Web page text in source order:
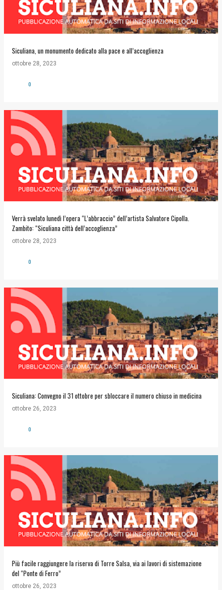
Siculiana, un monumento dedicato alla pace e all’accoglienza
ottobre 28, 2023
0
Verrà svelato lunedì l’opera “L’abbraccio” dell’artista Salvatore Cipolla.
Zambito: “Siculiana città dell’accoglienza”
ottobre 28, 2023
0
Siculiana: Convegno il 31 ottobre per sbloccare il numero chiuso in medicina
ottobre 26, 2023
0
Più facile raggiungere la riserva di Torre Salsa, via ai lavori di sistemazione
del “Ponte di Ferro”
ottobre 26, 2023